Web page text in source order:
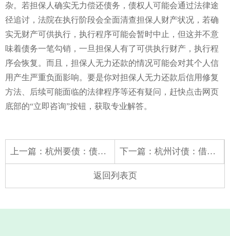
杂。若担保人确实无力偿还债务，债权人可能会通过法律途
径追讨，法院在执行阶段会全面清查担保人财产状况，若确
实无财产可供执行，执行程序可能会暂时中止，但这并不意
味着债务一笔勾销，一旦担保人有了可供执行财产，执行程
序会恢复。而且，担保人无力还款的情况可能会对其个人信
用产生严重负面影响。要是你对担保人无力还款后信用修复
方法、后续可能面临的法律程序等还有疑问，赶快点击网页
底部的“立即咨询”按钮，获取专业解答。
上一篇： 杭州要债：债权人是否有权利处理抵押车 下一篇： 杭州讨债：借钱到期了一直不还怎么办
返回列表页